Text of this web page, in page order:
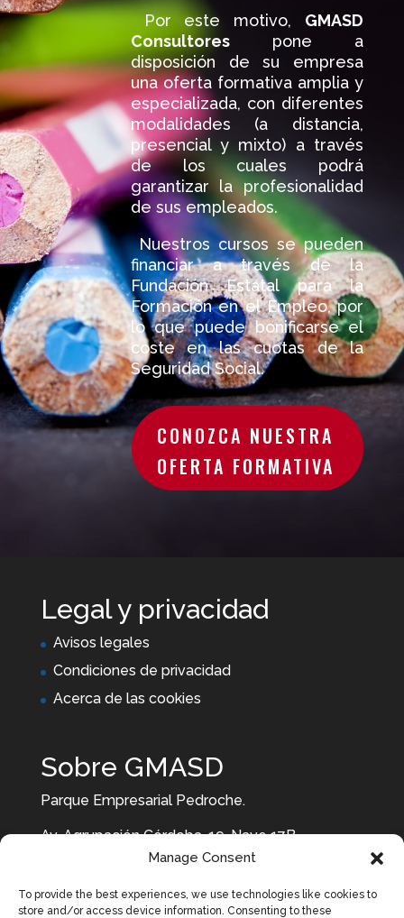
Manage Consent
To provide the best experiences, we use technologies like cookies to
store and/or access device information. Consenting to these
Por este motivo, GMASD
Consultorespone a
disposición de su empresa
una oferta formativa amplia y
especializada, con diferentes
modalidades (a distancia,
presencial y mixto) a través
de los cuales podrá
garantizar la profesionalidad
de sus empleados.
Nuestros cursos se pueden
financiar a través de la
Fundación Estatal para la
Formación en el Empleo, por
lo que puede bonificarse el
coste en las cuotas de la
Seguridad Social.
CONOZCA NUESTRA
OFERTA FORMATIVA
Legal y privacidad
Avisos legales
Condiciones de privacidad
Acerca de las cookies
Sobre GMASD
Parque Empresarial Pedroche.
Av. Agrupación Córdoba, 19, Nave 17B.
957 10 29 29 637 87 99 92